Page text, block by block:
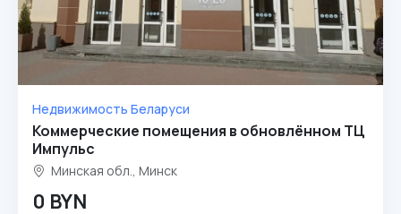
Недвижимость Беларуси
Коммерческие помещения в обновлённом ТЦ
Импульс
Минская обл., Минск
0 BYN